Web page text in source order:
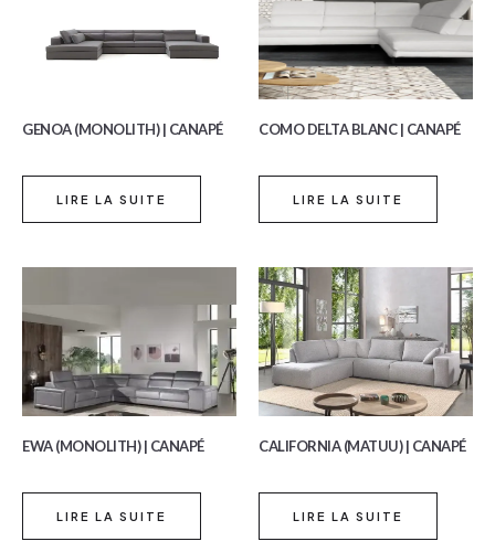
GENOA (MONOLITH) | CANAPÉ
LIRE LA SUITE
COMO DELTA BLANC | CANAPÉ
LIRE LA SUITE
EWA (MONOLITH) | CANAPÉ
LIRE LA SUITE
CALIFORNIA (MATUU) | CANAPÉ
LIRE LA SUITE